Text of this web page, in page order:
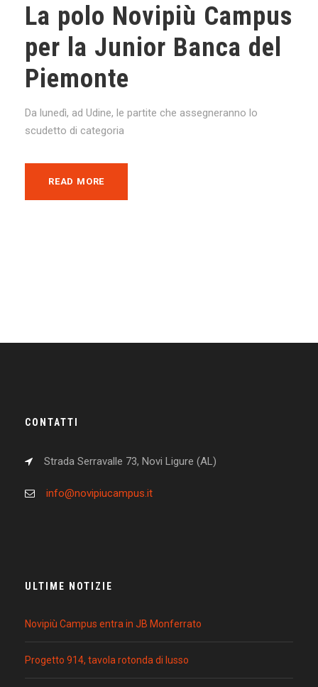
La polo Novipiù Campus
per la Junior Banca del
Piemonte
Da lunedì, ad Udine, le partite che assegneranno lo
scudetto di categoria
READ MORE
CONTATTI
Strada Serravalle 73, Novi Ligure (AL)
info@novipiucampus.it
ULTIME NOTIZIE
Novipiù Campus entra in JB Monferrato
Progetto 914, tavola rotonda di lusso